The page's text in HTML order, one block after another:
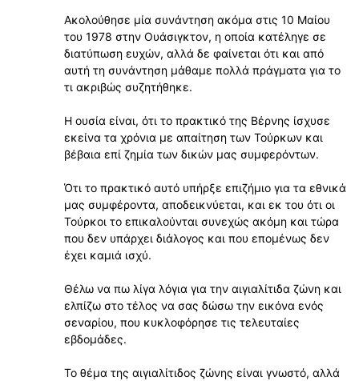
Ακολούθησε μία συνάντηση ακόμα στις 10 Μαίου
του 1978 στην Ουάσιγκτον, η οποία κατέληγε σε
διατύπωση ευχών, αλλά δε φαίνεται ότι και από
αυτή τη συνάντηση μάθαμε πολλά πράγματα για το
τι ακριβώς συζητήθηκε.
Η ουσία είναι, ότι το πρακτικό της Βέρνης ίσχυσε
εκείνα τα χρόνια με απαίτηση των Τούρκων και
βέβαια επί ζημία των δικών μας συμφερόντων.
Ότι το πρακτικό αυτό υπήρξε επιζήμιο για τα εθνικά
μας συμφέροντα, αποδεικνύεται, και εκ του ότι οι
Τούρκοι το επικαλούνται συνεχώς ακόμη και τώρα
που δεν υπάρχει διάλογος και που επομένως δεν
έχει καμιά ισχύ.
Θέλω να πω λίγα λόγια για την αιγιαλίτιδα ζώνη και
ελπίζω στο τέλος να σας δώσω την εικόνα ενός
σεναρίου, που κυκλοφόρησε τις τελευταίες
εβδομάδες.
Το θέμα της αιγιαλίτιδος ζώνης είναι γνωστό, αλλά